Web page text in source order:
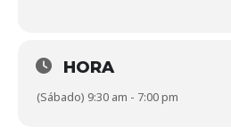
HORA
(Sábado) 9:30 am - 7:00 pm